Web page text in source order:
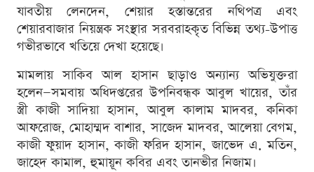
যাবতীয় লেনদেন, শেয়ার হস্তান্তরের নথিপত্র এবং
শেয়ারবাজার নিয়ন্ত্রক সংস্থার সরবরাহকৃত বিভিন্ন তথ্য-উপাত্ত
গভীরভাবে খতিয়ে দেখা হয়েছে।
মামলায় সাকিব আল হাসান ছাড়াও অন্যান্য অভিযুক্তরা
হলেন—সমবায় অধিদপ্তরের উপনিবন্ধক আবুল খায়ের, তাঁর
স্ত্রী কাজী সাদিয়া হাসান, আবুল কালাম মাদবর, কনিকা
আফরোজ, মোহাম্মদ বাশার, সাজেদ মাদবর, আলেয়া বেগম,
কাজী ফুয়াদ হাসান, কাজী ফরিদ হাসান, জাভেদ এ. মতিন,
জাহেদ কামাল, হুমায়ূন কবির এবং তানভীর নিজাম।